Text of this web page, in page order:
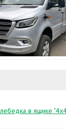
в ящике "4х4